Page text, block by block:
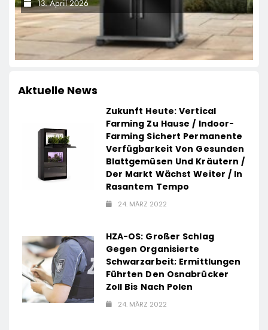
13. April 2026
Aktuelle News
Zukunft Heute: Vertical
Farming Zu Hause / Indoor-
Farming Sichert Permanente
Verfügbarkeit Von Gesunden
Blattgemüsen Und Kräutern /
Der Markt Wächst Weiter / In
Rasantem Tempo
24. MÄRZ 2022
HZA-OS: Großer Schlag
Gegen Organisierte
Schwarzarbeit; Ermittlungen
Führten Den Osnabrücker
Zoll Bis Nach Polen
24. MÄRZ 2022